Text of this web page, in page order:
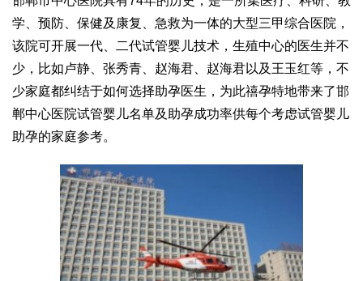
学、预防、保健及康复、急救为一体的大型三甲综合医院，
该院可开展一代、二代试管婴儿技术，生殖中心的医生并不
少，比如卢静、张秀青、赵海君、赵海君以及王玉红等，不
少家庭都纠结于如何选择助孕医生，为此禧孕特地带来了邯
郸中心医院试管婴儿名单及助孕成功率供每个考虑试管婴儿
助孕的家庭参考。